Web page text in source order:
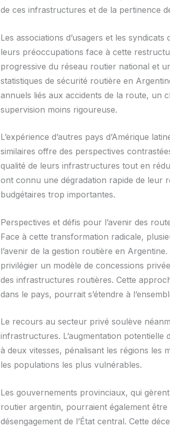
de ces infrastructures et de la pertinence
Les associations d’usagers et les
leurs préoccupations face à cette
progressive du réseau routier national et
statistiques de sécurité routière en
annuels liés aux accidents de la route, un
supervision moins rigoureuse.
L’expérience d’autres pays d’Amérique
similaires offre des perspectives
qualité de leurs infrastructures tout en
ont connu une dégradation rapide de leur
budgétaires trop importantes.
Perspectives et défis pour l’avenir des
Face à cette transformation radicale,
l’avenir de la gestion routière en
privilégier un modèle de concessions
des infrastructures routières. Cette
dans le pays, pourrait s’étendre à
Le recours au secteur privé soulève
infrastructures. L’augmentation potentielle
à deux vitesses, pénalisant les régions les
les populations les plus vulnérables.
Les gouvernements provinciaux, qui
routier argentin, pourraient également
désengagement de l’État central. Cette